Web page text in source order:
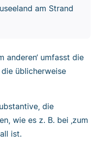
am Strand
anderen‘ umfasst die
die üblicherweise
die
wie es z. B. bei ‚zum
ist.